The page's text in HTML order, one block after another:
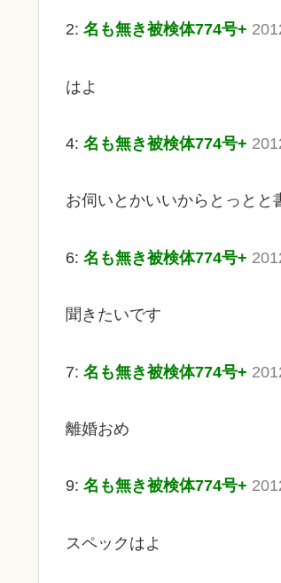
2: 名も無き被検体774号+
はよ
4: 名も無き被検体774号+
お伺いとかいいからとっとと
6: 名も無き被検体774号+
聞きたいです
7: 名も無き被検体774号+
離婚おめ
9: 名も無き被検体774号+
スペックはよ